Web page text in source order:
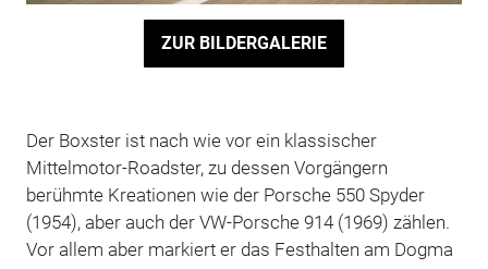
ZUR BILDERGALERIE
Der Boxster ist nach wie vor ein klassischer
Mittelmotor-Roadster, zu dessen Vorgängern
berühmte Kreationen wie der Porsche 550 Spyder
(1954), aber auch der VW-Porsche 914 (1969) zählen.
Vor allem aber markiert er das Festhalten am Dogma